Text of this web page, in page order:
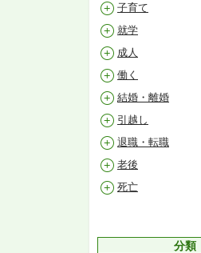
子育て
就学
成人
働く
結婚・離婚
引越し
退職・転職
老後
死亡
分類